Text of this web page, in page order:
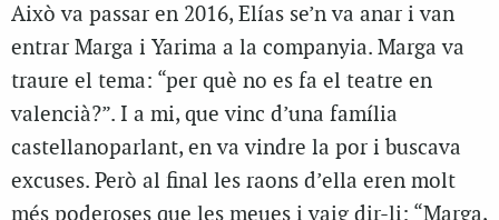
Això va passar en 2016, Elías se’n va anar i van
entrar Marga i Yarima a la companyia. Marga va
traure el tema: “per què no es fa el teatre en
valencià?”. I a mi, que vinc d’una família
castellanoparlant, en va vindre la por i buscava
excuses. Però al final les raons d’ella eren molt
més poderoses que les meues i vaig dir-li: “Marga,